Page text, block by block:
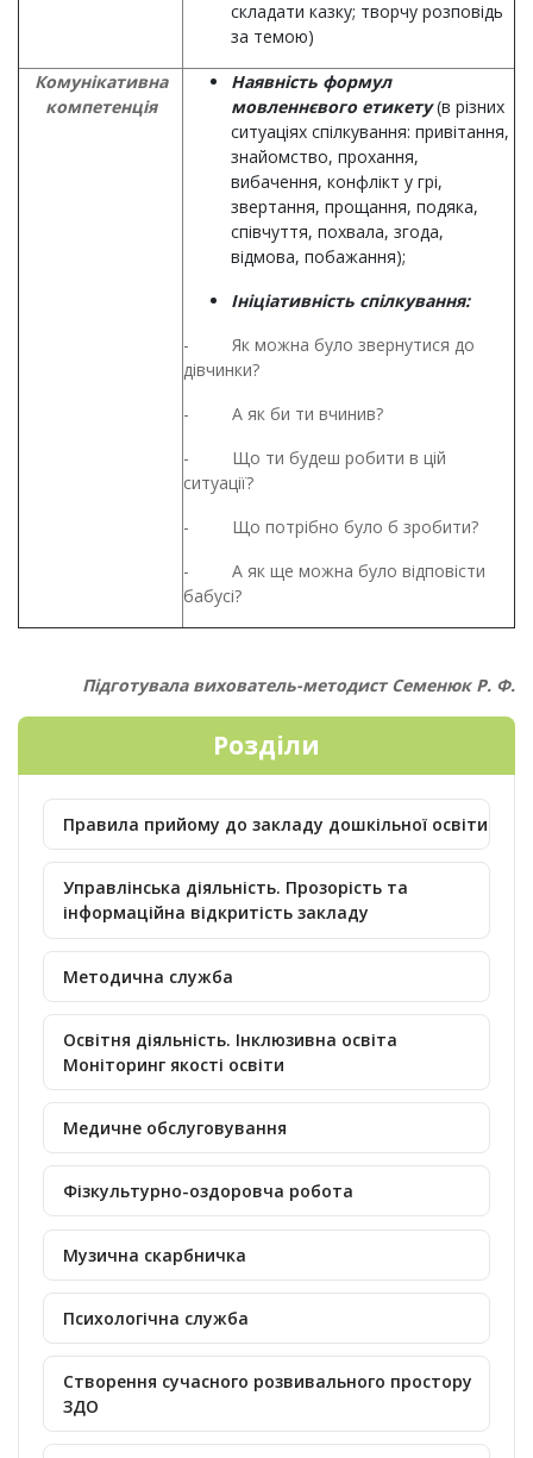
складати казку; творчу розповідь
за темою)
Комунікативна
компетенція
Наявність формул
мовленнєвого етикету(в різних
ситуаціях спілкування: привітання,
знайомство, прохання,
вибачення, конфлікт у грі,
звертання, прощання, подяка,
співчуття, похвала, згода,
відмова, побажання);
Ініціативність спілкування:
- Як можна було звернутися до
дівчинки?
- А як би ти вчинив?
- Що ти будеш робити в цій
ситуації?
- Що потрібно було б зробити?
- А як ще можна було відповісти
бабусі?
Підготувала вихователь-методист Семенюк Р. Ф.
Розділи
Правила прийому до закладу дошкільної освіти
Управлінська діяльність. Прозорість та
інформаційна відкритість закладу
Методична служба
Освітня діяльність. Інклюзивна освіта
Моніторинг якості освіти
Медичне обслуговування
Фізкультурно-оздоровча робота
Музична скарбничка
Психологічна служба
Створення сучасного розвивального простору
ЗДО